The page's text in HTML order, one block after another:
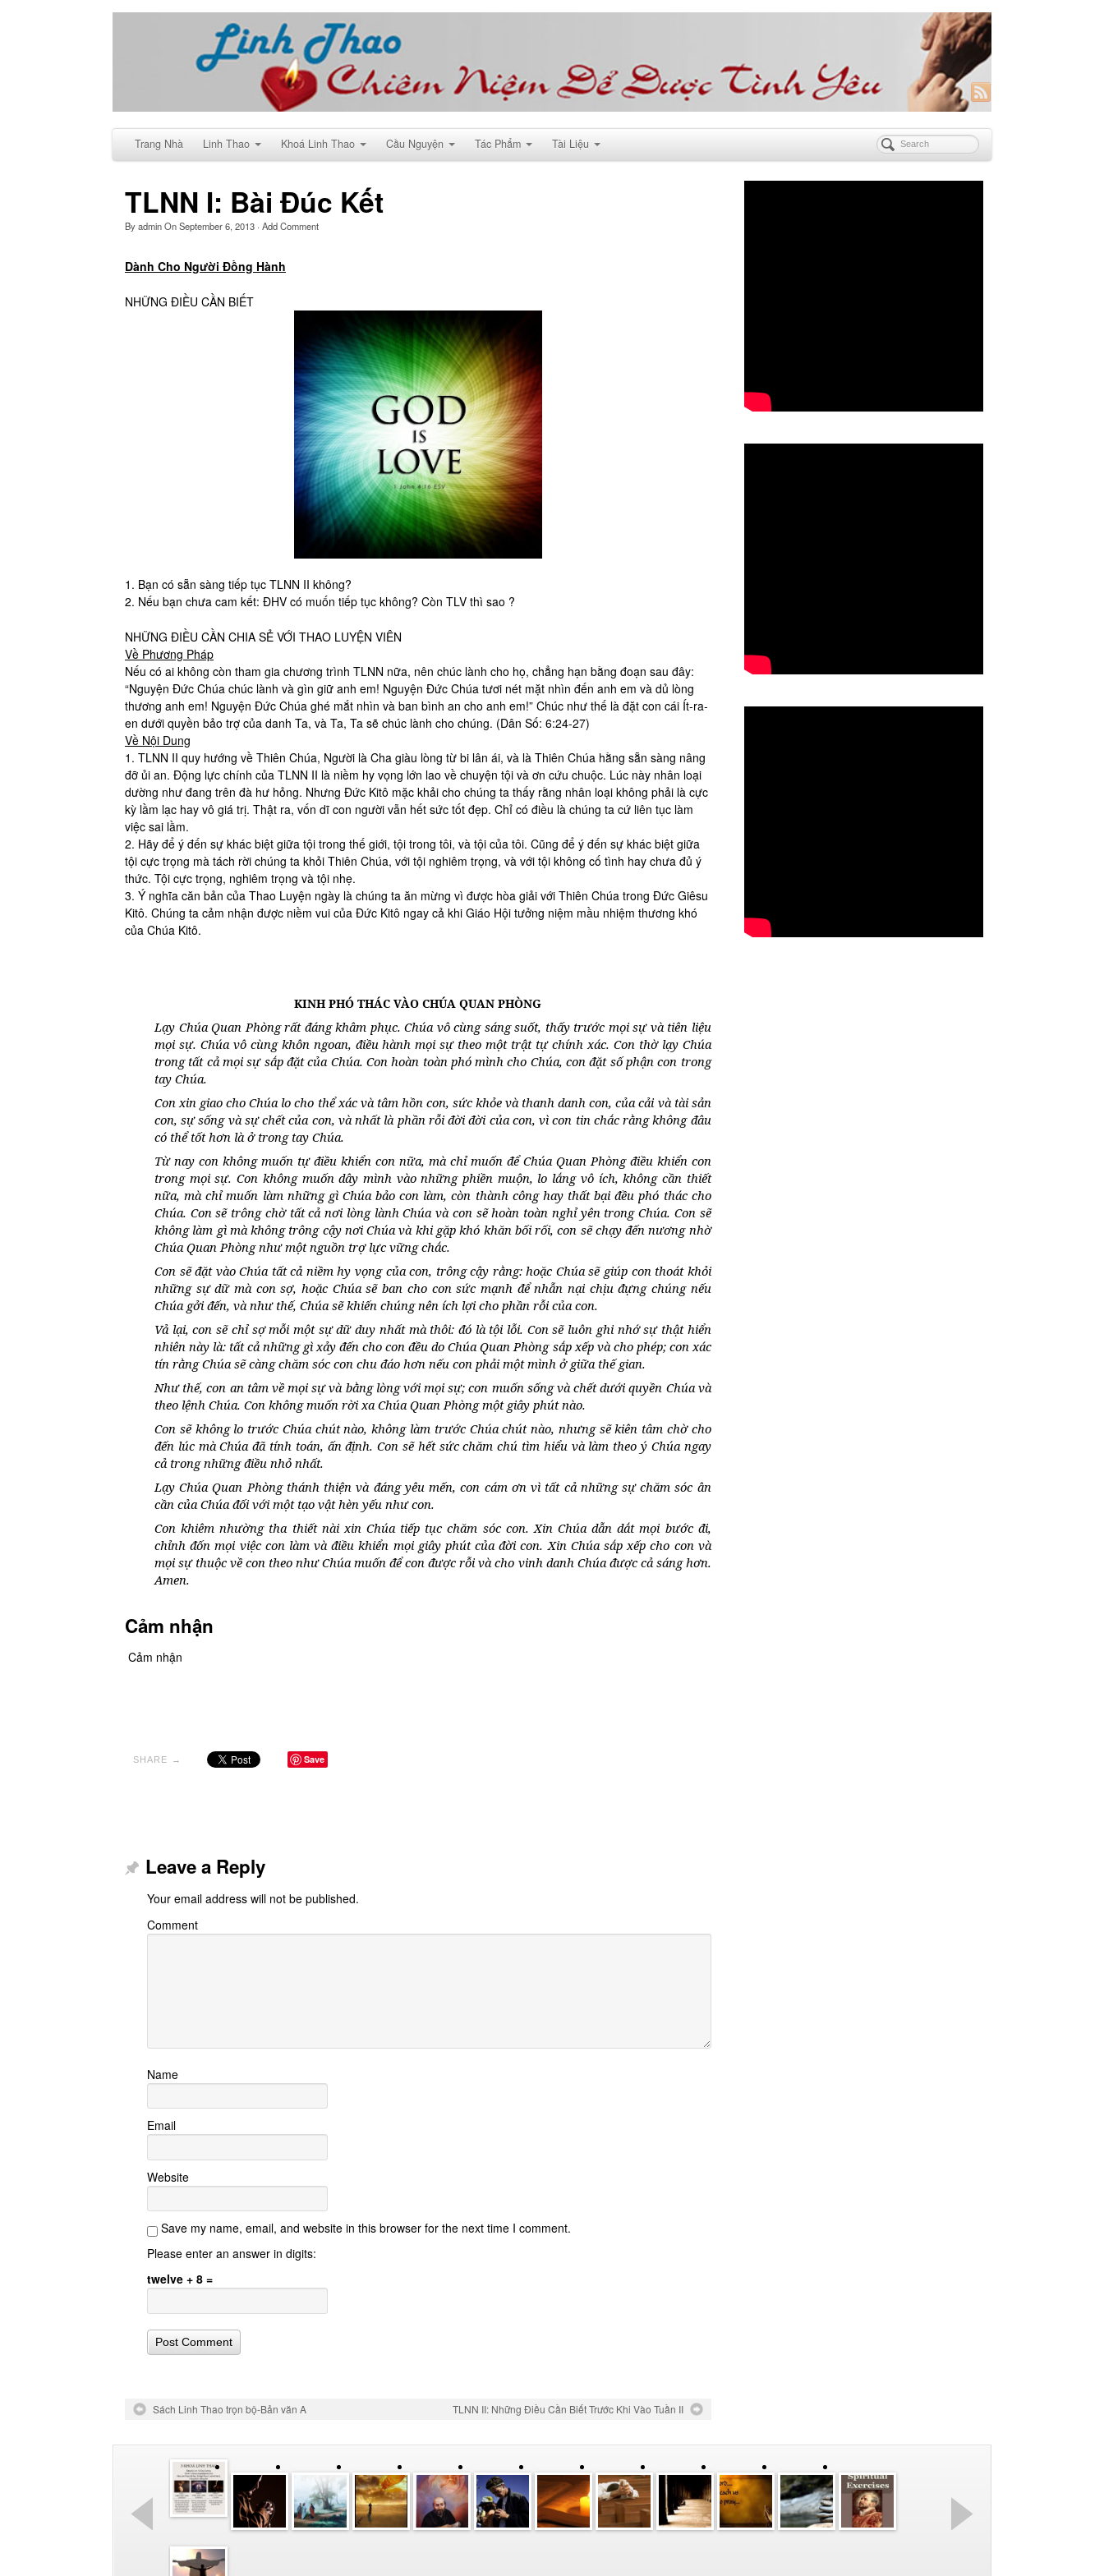
Trang Nhà Linh Thao Khoá Linh Thao Cầu Nguyện Tác Phẩm Tài Liệu
TLNN I: Bài Đúc Kết
ByadminOnSeptember 6, 2013 · Add Comment
Dành Cho Người Đồng Hành
NHỮNG ĐIỀU CẦN BIẾT
1. Bạn có sẵn sàng tiếp tục TLNN II không?
2. Nếu bạn chưa cam kết: ĐHV có muốn tiếp tục không? Còn TLV thì sao ?
NHỮNG ĐIỀU CẦN CHIA SẺ VỚI THAO LUYỆN VIÊN
Về Phương Pháp
Nếu có ai không còn tham gia chương trình TLNN nữa, nên chúc lành cho họ, chẳng hạn bằng đoạn sau đây:
“Nguyện Đức Chúa chúc lành và gìn giữ anh em! Nguyện Đức Chúa tươi nét mặt nhìn đến anh em và dủ lòng
thương anh em! Nguyện Đức Chúa ghé mắt nhìn và ban bình an cho anh em!” Chúc như thế là đặt con cái Ít-ra-
en dưới quyền bảo trợ của danh Ta, và Ta, Ta sẽ chúc lành cho chúng. (Dân Số: 6:24-27)
Về Nội Dung
1. TLNN II quy hướng về Thiên Chúa, Người là Cha giàu lòng từ bi lân ái, và là Thiên Chúa hằng sẵn sàng nâng
đỡ ủi an. Động lực chính của TLNN II là niềm hy vọng lớn lao về chuyện tội và ơn cứu chuộc. Lúc này nhân loại
dường như đang trên đà hư hỏng. Nhưng Đức Kitô mặc khải cho chúng ta thấy rằng nhân loại không phải là cực
kỳ lầm lạc hay vô giá trị. Thật ra, vốn dĩ con người vẫn hết sức tốt đẹp. Chỉ có điều là chúng ta cứ liên tục làm
việc sai lầm.
2. Hãy để ý đến sự khác biệt giữa tội trong thế giới, tội trong tôi, và tội của tôi. Cũng để ý đến sự khác biệt giữa
tội cực trọng mà tách rời chúng ta khỏi Thiên Chúa, với tội nghiêm trọng, và với tội không cố tình hay chưa đủ ý
thức. Tội cực trọng, nghiêm trọng và tội nhẹ.
3. Ý nghĩa căn bản của Thao Luyện ngày là chúng ta ăn mừng vì được hòa giải với Thiên Chúa trong Đức Giêsu
Kitô. Chúng ta cảm nhận được niềm vui của Đức Kitô ngay cả khi Giáo Hội tưởng niệm mầu nhiệm thương khó
của Chúa Kitô.
KINH PHÓ THÁC VÀO CHÚA QUAN PHÒNG
Lạy Chúa Quan Phòng rất đáng khâm phục. Chúa vô cùng sáng suốt, thấy trước mọi sự và tiên liệu
mọi sự. Chúa vô cùng khôn ngoan, điều hành mọi sự theo một trật tự chính xác. Con thờ lạy Chúa
trong tất cả mọi sự sắp đặt của Chúa. Con hoàn toàn phó mình cho Chúa, con đặt số phận con trong
tay Chúa.
Con xin giao cho Chúa lo cho thể xác và tâm hồn con, sức khỏe và thanh danh con, của cải và tài sản
con, sự sống và sự chết của con, và nhất là phần rỗi đời đời của con, vì con tin chắc rằng không đâu
có thể tốt hơn là ở trong tay Chúa.
Từ nay con không muốn tự điều khiển con nữa, mà chỉ muốn để Chúa Quan Phòng điều khiển con
trong mọi sự. Con không muốn dây mình vào những phiền muộn, lo lắng vô ích, không cần thiết
nữa, mà chỉ muốn làm những gì Chúa bảo con làm, còn thành công hay thất bại đều phó thác cho
Chúa. Con sẽ trông chờ tất cả nơi lòng lành Chúa và con sẽ hoàn toàn nghỉ yên trong Chúa. Con sẽ
không làm gì mà không trông cậy nơi Chúa và khi gặp khó khăn bối rối, con sẽ chạy đến nương nhờ
Chúa Quan Phòng như một nguồn trợ lực vững chắc.
Con sẽ đặt vào Chúa tất cả niềm hy vọng của con, trông cậy rằng: hoặc Chúa sẽ giúp con thoát khỏi
những sự dữ mà con sợ, hoặc Chúa sẽ ban cho con sức mạnh để nhẫn nại chịu đựng chúng nếu
Chúa gởi đến, và như thế, Chúa sẽ khiến chúng nên ích lợi cho phần rỗi của con.
Vả lại, con sẽ chỉ sợ mỗi một sự dữ duy nhất mà thôi: đó là tội lỗi. Con sẽ luôn ghi nhớ sự thật hiển
nhiên này là: tất cả những gì xảy đến cho con đều do Chúa Quan Phòng sắp xếp và cho phép; con xác
tín rằng Chúa sẽ càng chăm sóc con chu đáo hơn nếu con phải một mình ở giữa thế gian.
Như thế, con an tâm về mọi sự và bằng lòng với mọi sự; con muốn sống và chết dưới quyền Chúa và
theo lệnh Chúa. Con không muốn rời xa Chúa Quan Phòng một giây phút nào.
Con sẽ không lo trước Chúa chút nào, không làm trước Chúa chút nào, nhưng sẽ kiên tâm chờ cho
đến lúc mà Chúa đã tính toán, ấn định. Con sẽ hết sức chăm chú tìm hiểu và làm theo ý Chúa ngay
cả trong những điều nhỏ nhất.
Lạy Chúa Quan Phòng thánh thiện và đáng yêu mến, con cám ơn vì tất cả những sự chăm sóc ân
cần của Chúa đối với một tạo vật hèn yếu như con.
Con khiêm nhường tha thiết nài xin Chúa tiếp tục chăm sóc con. Xin Chúa dẫn dắt mọi bước đi,
chỉnh đốn mọi việc con làm và điều khiển mọi giây phút của đời con. Xin Chúa sắp xếp cho con và
mọi sự thuộc về con theo như Chúa muốn để con được rỗi và cho vinh danh Chúa được cả sáng hơn.
Amen.
Cảm nhận
Cảm nhận
SHARE → Save
Leave a Reply
Your email address will not be published.
Comment
Name
Email
Website
Save my name, email, and website in this browser for the next time I comment.
Please enter an answer in digits:
twelve + 8 =
Sách Linh Thao trọn bộ-Bản văn A TLNN II: Những Điều Cần Biết Trước Khi Vào Tuần II